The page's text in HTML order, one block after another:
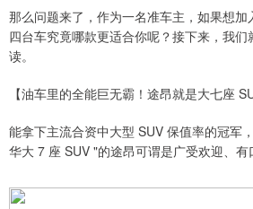
那么问题来了，作为一名准车主，如果想
四台车究竟哪款更适合你呢？接下来，我
读。
【油车里的全能巨无霸！途昂就是大七座
能拿下主流合资中大型 SUV 保值率的冠军
华大 7 座 SUV "的途昂可谓是广受欢迎、有